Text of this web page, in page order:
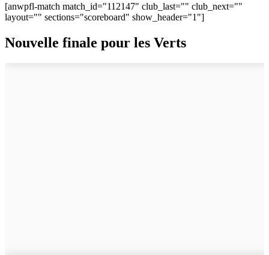
[anwpfl-match match_id="112147" club_last="" club_next=""
layout="" sections="scoreboard" show_header="1"]
Nouvelle finale pour les Verts